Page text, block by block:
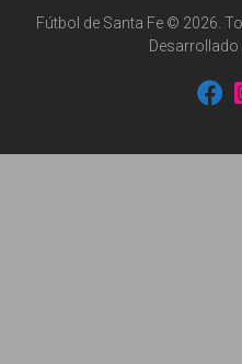
Fútbol de Santa Fe © 2026.
Desarrollado